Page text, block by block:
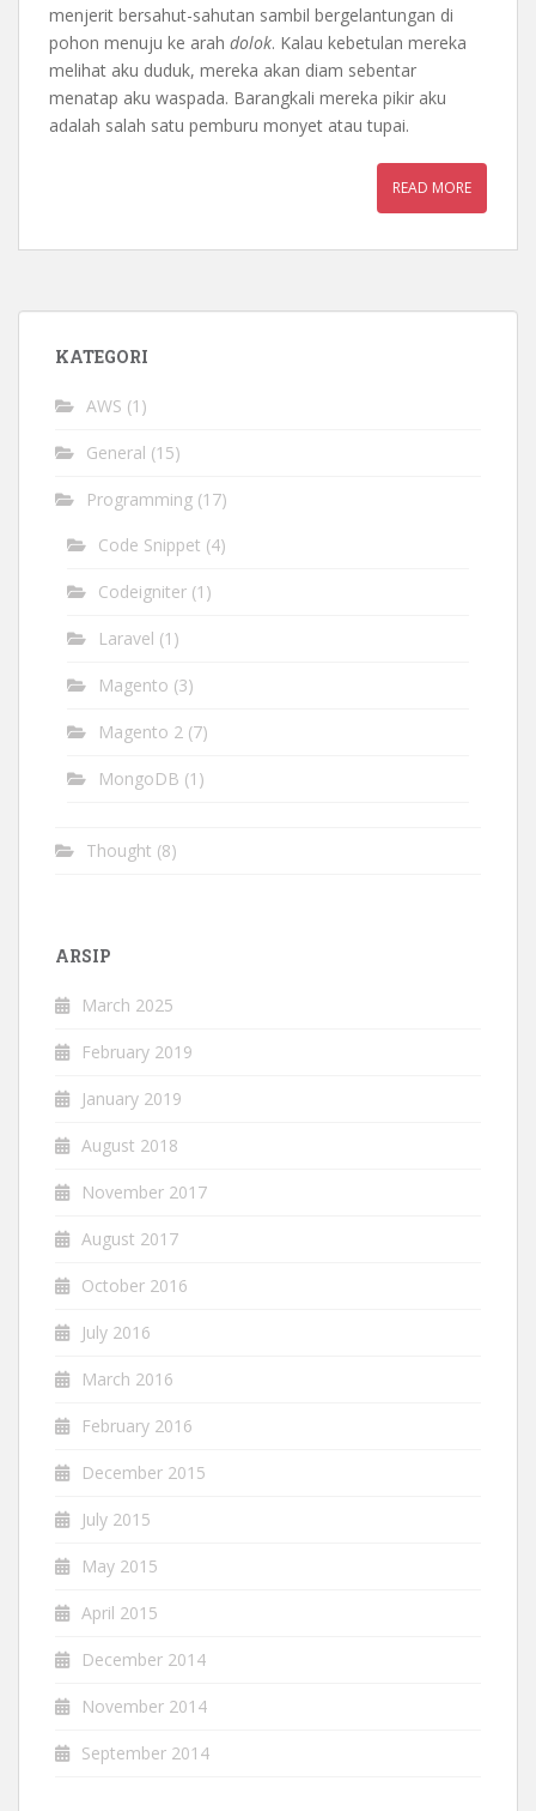
menjerit bersahut-sahutan sambil bergelantungan di
pohon menuju ke arah dolok. Kalau kebetulan mereka
melihat aku duduk, mereka akan diam sebentar
menatap aku waspada. Barangkali mereka pikir aku
adalah salah satu pemburu monyet atau tupai.
READ MORE
KATEGORI
AWS (1)
General (15)
Programming (17)
Code Snippet (4)
Codeigniter (1)
Laravel (1)
Magento (3)
Magento 2 (7)
MongoDB (1)
Thought (8)
ARSIP
March 2025
February 2019
January 2019
August 2018
November 2017
August 2017
October 2016
July 2016
March 2016
February 2016
December 2015
July 2015
May 2015
April 2015
December 2014
November 2014
September 2014